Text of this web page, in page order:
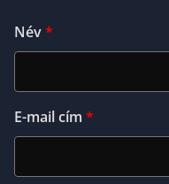
Név*
E-mail cím *